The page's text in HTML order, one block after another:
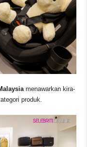
menawarkan kira-
produk.